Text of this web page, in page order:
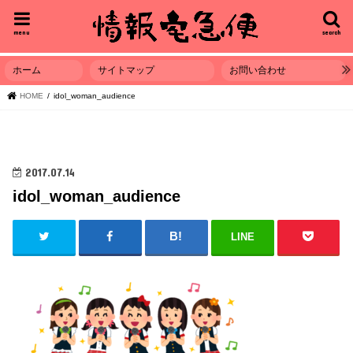
search
menu
ホーム サイトマップ お問い合わせ
HOME idol_woman_audience
2017.07.14
idol_woman_audience
LINE